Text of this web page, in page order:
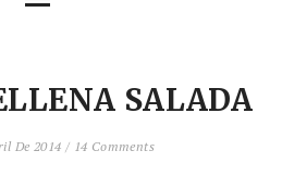
SALADA
De 2014 / 14 Comments